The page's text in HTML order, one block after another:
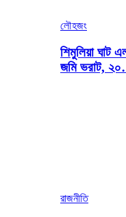
লৌহজং
শিমুলিয়া ঘাট
জমি ভরাট,
রাজনীতি